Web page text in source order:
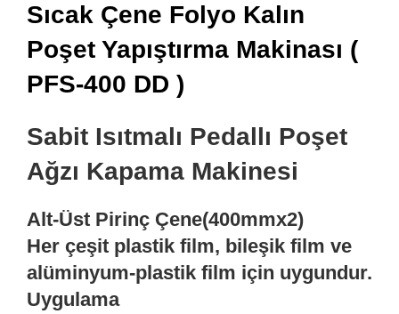
Sıcak Çene Folyo Kalın
Poşet Yapıştırma Makinası (
PFS-400 DD )
Sabit Isıtmalı Pedallı Poşet
Ağzı Kapama Makinesi
Alt-Üst Pirinç Çene(400mmx2)
Her çeşit plastik film, bileşik film ve
alüminyum-plastik film için uygundur.
Uygulama